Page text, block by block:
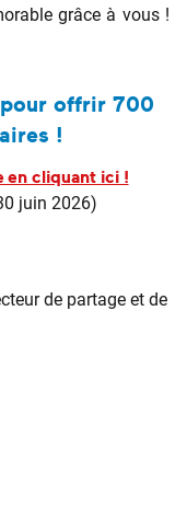
grâce à vous !
offrir 700
!
en cliquant ici !
juin 2026)
de partage et de